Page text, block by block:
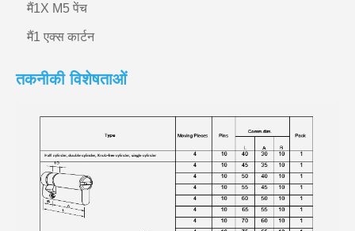
मैं1X M5 पेंच
मैं1 एक्स कार्टन
तकनीकी विशेषताओं